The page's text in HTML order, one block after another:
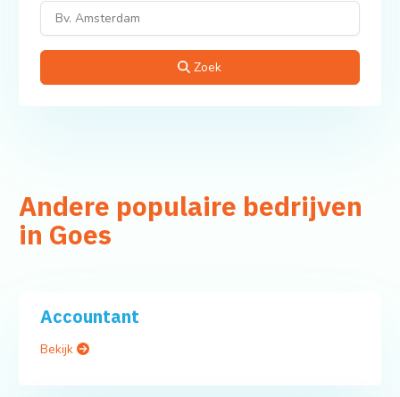
Zoek
Andere populaire bedrijven
in Goes
Accountant
Bekijk